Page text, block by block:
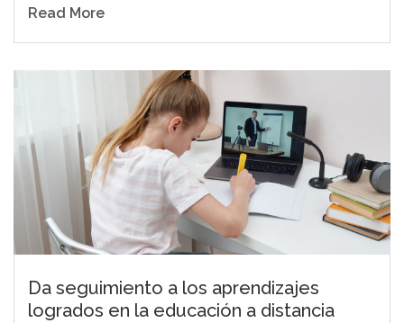
Read More
Da seguimiento a los aprendizajes
logrados en la educación a distancia